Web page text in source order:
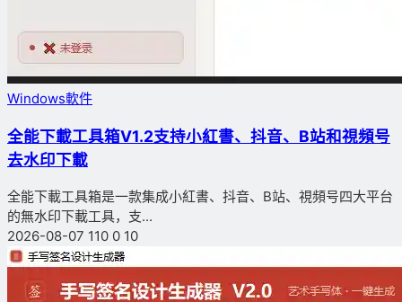
Windows軟件
全能下載工具箱V1.2支持小紅書、抖音、B站和視頻号
去水印下載
全能下載工具箱是一款集成小紅書、抖音、B站、視頻号四大平台
的無水印下載工具，支...
2026-08-07 110 0 10